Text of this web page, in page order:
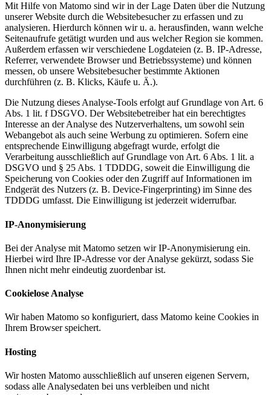
Mit Hilfe von Matomo sind wir in der Lage Daten über die Nutzung
unserer Website durch die Websitebesucher zu erfassen und zu
analysieren. Hierdurch können wir u. a. herausfinden, wann welche
Seitenaufrufe getätigt wurden und aus welcher Region sie kommen.
Außerdem erfassen wir verschiedene Logdateien (z. B. IP-Adresse,
Referrer, verwendete Browser und Betriebssysteme) und können
messen, ob unsere Websitebesucher bestimmte Aktionen
durchführen (z. B. Klicks, Käufe u. Ä.).
Die Nutzung dieses Analyse-Tools erfolgt auf Grundlage von Art. 6
Abs. 1 lit. f DSGVO. Der Websitebetreiber hat ein berechtigtes
Interesse an der Analyse des Nutzerverhaltens, um sowohl sein
Webangebot als auch seine Werbung zu optimieren. Sofern eine
entsprechende Einwilligung abgefragt wurde, erfolgt die
Verarbeitung ausschließlich auf Grundlage von Art. 6 Abs. 1 lit. a
DSGVO und § 25 Abs. 1 TDDDG, soweit die Einwilligung die
Speicherung von Cookies oder den Zugriff auf Informationen im
Endgerät des Nutzers (z. B. Device-Fingerprinting) im Sinne des
TDDDG umfasst. Die Einwilligung ist jederzeit widerrufbar.
IP-Anonymisierung
Bei der Analyse mit Matomo setzen wir IP-Anonymisierung ein.
Hierbei wird Ihre IP-Adresse vor der Analyse gekürzt, sodass Sie
Ihnen nicht mehr eindeutig zuordenbar ist.
Cookielose Analyse
Wir haben Matomo so konfiguriert, dass Matomo keine Cookies in
Ihrem Browser speichert.
Hosting
Wir hosten Matomo ausschließlich auf unseren eigenen Servern,
sodass alle Analysedaten bei uns verbleiben und nicht